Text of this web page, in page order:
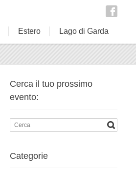
Estero Lago di Garda
Cerca il tuo prossimo
evento:
Categorie